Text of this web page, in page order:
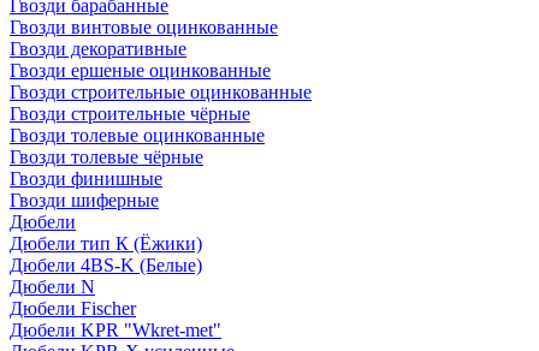
Гвозди барабанные
Гвозди винтовые оцинкованные
Гвозди декоративные
Гвозди ершеные оцинкованные
Гвозди строительные оцинкованные
Гвозди строительные чёрные
Гвозди толевые оцинкованные
Гвозди толевые чёрные
Гвозди финишные
Гвозди шиферные
Дюбели
Дюбели тип К (Ёжики)
Дюбели 4BS-K (Белые)
Дюбели N
Дюбели Fischer
Дюбели KPR "Wkret-met"